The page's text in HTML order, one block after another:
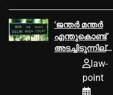
‘ജന്തർ മന്തർ
എന്തുകൊണ്ട്
അടച്ചിടുന്നില്ല’;
സർക്കാരിനോട്
ഡൽഹി
law-
point